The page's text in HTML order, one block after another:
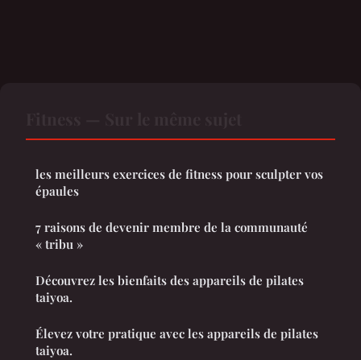
les meilleurs exercices de fitness pour sculpter vos
épaules
7 raisons de devenir membre de la communauté
« tribu »
Découvrez les bienfaits des appareils de pilates
taiyoa.
Élevez votre pratique avec les appareils de pilates
taiyoa.